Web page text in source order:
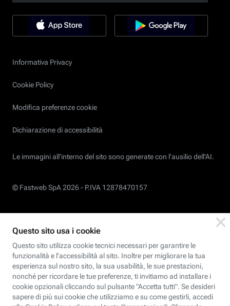
Informativa Privacy
Cookie Policy
Modifica preferenze cookie
Dichiarazione di accessibilità
Le immagini all’interno del sito sono generate con l'ausilio dell'AI.
© Fastweb SpA 2026 - P.IVA 12878470157